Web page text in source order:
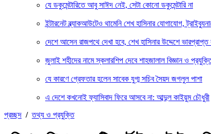
যে ডকুমেন্টারিতে আবু সাঈদ নেই, সেটা কোনো ডকুমেন্টারি না
ইন্টারনেট ব্ল্যাকআউটেও থামেনি শেখ হাসিনার যোগাযোগ,
দেশে আসেন রাজপথে দেখা হবে, শেখ হাসিনার উদ্দেশে ভারপ্রাপ্ত
জুলাই শহীদের নামে স্কলারশিপ দেবে শাহজালাল বিজ্ঞান ও
যে কারণে গ্রেফতার হলেন সাবেক যুগ্ম সচিব সৈয়দ জগলুল পাশা
এ দেশে কখনোই ফ্যাসিবাদ ফিরে আসবে না: আব্দুল কাইয়ুম চৌধুরী
প্রচ্ছদ /তথ্য ও প্রযুক্তি